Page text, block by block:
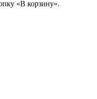
«В корзину».